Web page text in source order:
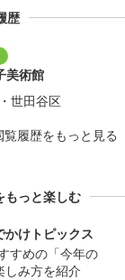
歴
美術館
世田谷区
覧履歴をもっと見る
もっと楽しむ
かけトピックス
すめの「今年の
しみ方を紹介